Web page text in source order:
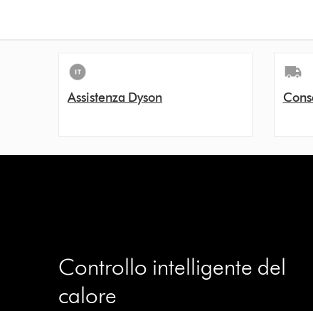
Assistenza Dyson
Controllo intelligente del
calore